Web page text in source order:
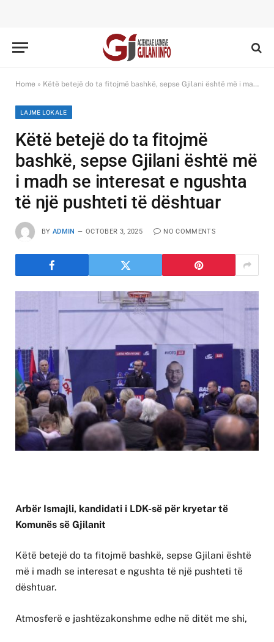
Home » Këtë betejë do ta fitojmë bashkë, sepse Gjilani është më i madh se interesat e ngushta të një pushteti të dështuar
LAJME LOKALE
Këtë betejë do ta fitojmë
bashkë, sepse Gjilani është më
i madh se interesat e ngushta
të një pushteti të dështuar
BY ADMIN OCTOBER 3, 2025 NO COMMENTS
Arbër Ismajli, kandidati i LDK-së për kryetar të
Komunës së Gjilanit
Këtë betejë do ta fitojmë bashkë, sepse Gjilani është
më i madh se interesat e ngushta të një pushteti të
dështuar.
Atmosferë e jashtëzakonshme edhe në ditët me shi,